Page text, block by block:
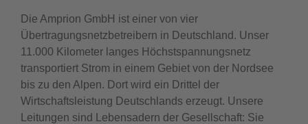
Die Amprion GmbH ist einer von vier
Übertragungsnetzbetreibern in Deutschland. Unser
11.000 Kilometer langes Höchstspannungsnetz
transportiert Strom in einem Gebiet von der Nordsee
bis zu den Alpen. Dort wird ein Drittel der
Wirtschaftsleistung Deutschlands erzeugt. Unsere
Leitungen sind Lebensadern der Gesellschaft: Sie